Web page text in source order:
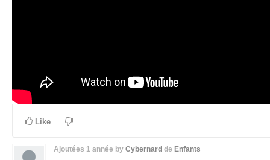
Like
Ajoutées 1 année by Cybernard de Enfants